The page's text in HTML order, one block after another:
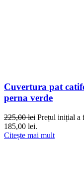
Cuvertura pat
perna verde
225,00lei Prețul inițial a
185,00 lei.
Citește mai mult